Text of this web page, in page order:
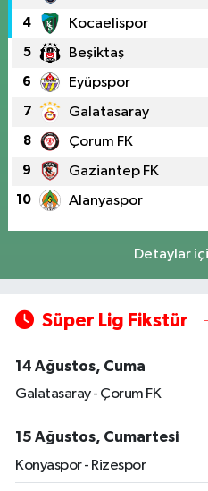
4 Kocaelispor
5 Beşiktaş
6 Eyüpspor
7 Galatasaray
8 Çorum FK
9 Gaziantep FK
10 Alanyaspor
Detaylar
Süper Lig Fikstür
14 Ağustos, Cuma
Galatasaray - Çorum FK
15 Ağustos, Cumartesi
Konyaspor - Rizespor